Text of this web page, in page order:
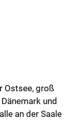
Ostsee, groß
und
an der Saale